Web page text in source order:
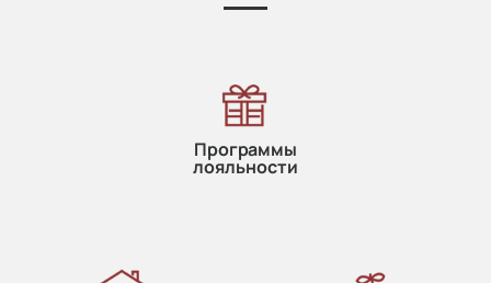
Программы
лояльности